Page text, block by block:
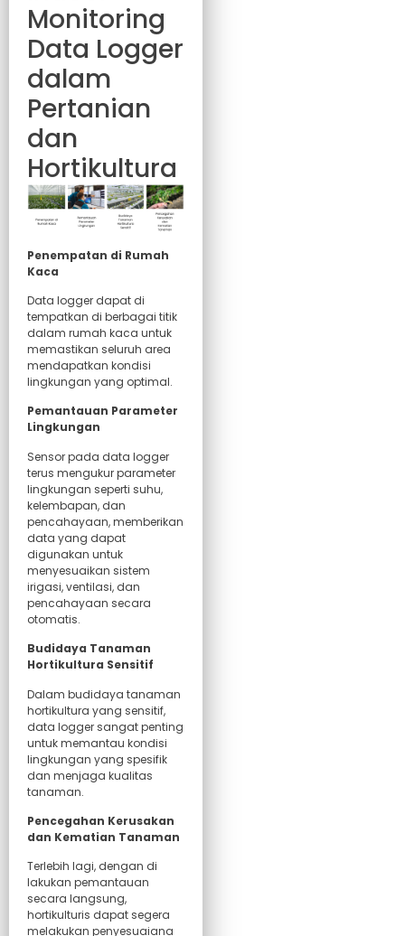
Monitoring
Data Logger
dalam
Pertanian
dan
Hortikultura
Penempatan di Rumah
Kaca
Data logger dapat di
tempatkan di berbagai titik
dalam rumah kaca untuk
memastikan seluruh area
mendapatkan kondisi
lingkungan yang optimal.
Pemantauan Parameter
Lingkungan
Sensor pada data logger
terus mengukur parameter
lingkungan seperti suhu,
kelembapan, dan
pencahayaan, memberikan
data yang dapat
digunakan untuk
menyesuaikan sistem
irigasi, ventilasi, dan
pencahayaan secara
otomatis.
Budidaya Tanaman
Hortikultura Sensitif
Dalam budidaya tanaman
hortikultura yang sensitif,
data logger sangat penting
untuk memantau kondisi
lingkungan yang spesifik
dan menjaga kualitas
tanaman.
Pencegahan Kerusakan
dan Kematian Tanaman
Terlebih lagi, dengan di
lakukan pemantauan
secara langsung,
hortikulturis dapat segera
melakukan penyesuaiana